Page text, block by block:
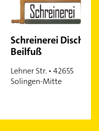
Schreinerei Disch &
Beilfuß
Lehner Str. • 42655
Solingen-Mitte